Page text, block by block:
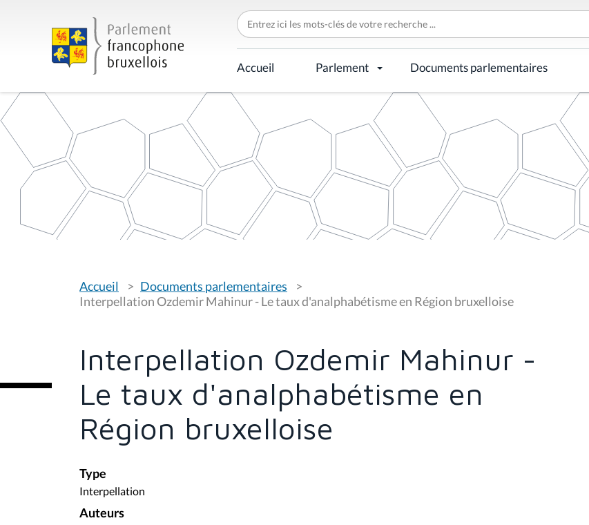
C
h
e
r
c
h
r
p
Accueil Parlement Documents parlementaires
o
u
Accueil
Documents parlementaires
Interpellation Ozdemir Mahinur - Le taux d'analphabétisme en Région bruxelloise
Interpellation Ozdemir Mahinur -
Le taux d'analphabétisme en
Région bruxelloise
Type
Interpellation
Auteurs